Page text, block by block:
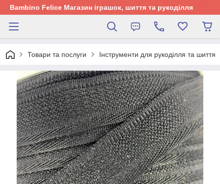
Bambino Felice Магазин іграшок, шиття та рукоділля
Товари та послуги Інструменти для рукоділля та шиття